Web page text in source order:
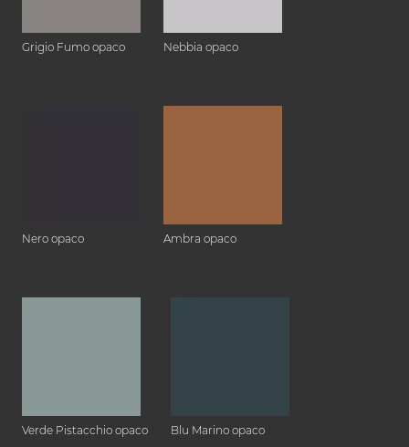
Grigio Fumo opaco Nebbia opaco
Nero opaco Ambra opaco
Verde Pistacchio opaco Blu Marino opaco